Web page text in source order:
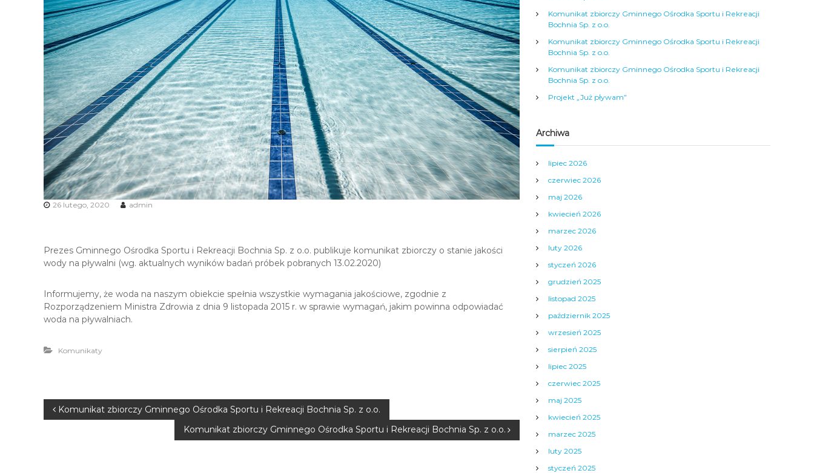
i
R
e
k
r
e
a
c
j
i
26 lutego, 2020 admin
Prezes Gminnego Ośrodka Sportu i Rekreacji Bochnia Sp. z o.o. publikuje komunikat zbiorczy o stanie jakości
wody na pływalni (wg. aktualnych wyników badań próbek pobranych 13.02.2020)
Informujemy, że woda na naszym obiekcie spełnia wszystkie wymagania jakościowe, zgodnie z
Rozporządzeniem Ministra Zdrowia z dnia 9 listopada 2015 r. w sprawie wymagań, jakim powinna odpowiadać
woda na pływalniach.
Komunikaty
N Komunikat zbiorczy Gminnego Ośrodka Sportu i Rekreacji Bochnia Sp. z o.o.
Komunikat zbiorczy Gminnego Ośrodka Sportu i Rekreacji Bochnia Sp. z o.o.
Komunikat zbiorczy Gminnego Ośrodka Sportu i Rekreacji
Bochnia Sp. z o.o.
Komunikat zbiorczy Gminnego Ośrodka Sportu i Rekreacji
Bochnia Sp. z o.o.
Komunikat zbiorczy Gminnego Ośrodka Sportu i Rekreacji
Bochnia Sp. z o.o.
Projekt „Już pływam”
Archiwa
lipiec 2026
czerwiec 2026
maj 2026
kwiecień 2026
marzec 2026
luty 2026
styczeń 2026
grudzień 2025
listopad 2025
październik 2025
wrzesień 2025
sierpień 2025
lipiec 2025
czerwiec 2025
maj 2025
kwiecień 2025
marzec 2025
luty 2025
styczeń 2025